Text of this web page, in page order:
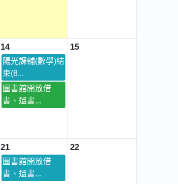
14
陽光課輔(數學)結
束(8...
圖書館開放借
書、還書...
15
21
圖書館開放借
書、還書...
22